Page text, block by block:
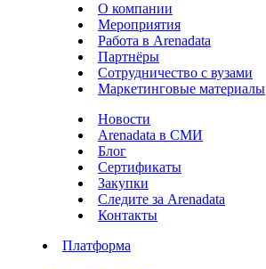
О компании
Мероприятия
Работа в Arenadata
Партнёры
Сотрудничество с вузами
Маркетинговые материалы
Новости
Arenadata в СМИ
Блог
Сертификаты
Закупки
Следите за Аrenadata
Контакты
Платформа